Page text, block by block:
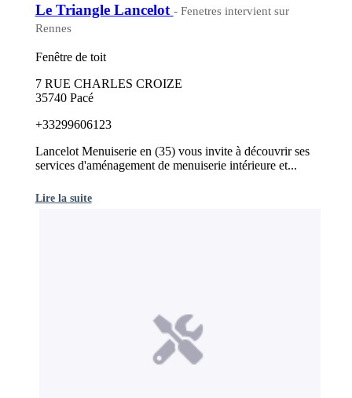
Le Triangle Lancelot - Fenetres intervient sur
Rennes
Fenêtre de toit
7 RUE CHARLES CROIZE
35740 Pacé
+33299606123
Lancelot Menuiserie en (35) vous invite à découvrir ses
services d'aménagement de menuiserie intérieure et...
Lire la suite